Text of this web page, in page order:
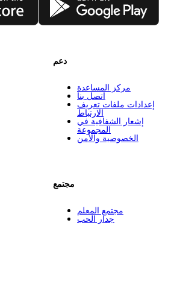
دعم
مركز المساعدة
اتصل بنا
إعدادات ملفات تعريف
الارتباط
إشعار الشفافية في
المجموعة
الخصوصية والأمن
مجتمع
مجتمع المعلم
جدار الحب